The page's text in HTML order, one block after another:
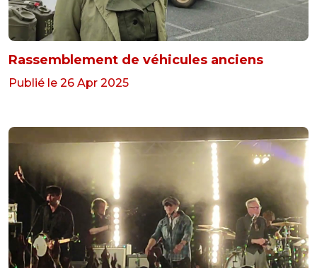
Rassemblement de véhicules anciens
Publié le 26 Apr 2025